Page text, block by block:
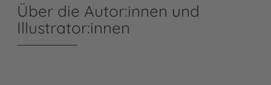
Über die Autor:innen und
Illustrator:innen